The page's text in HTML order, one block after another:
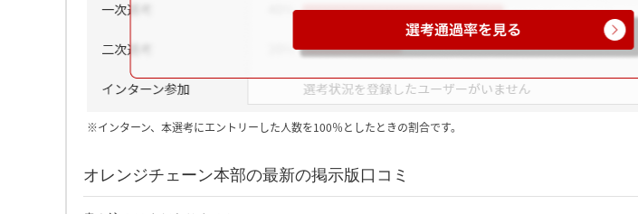
※インターン、本選考にエントリーした人数を100％としたときの割合です。
オレンジチェーン本部の最新の掲示版口コミ